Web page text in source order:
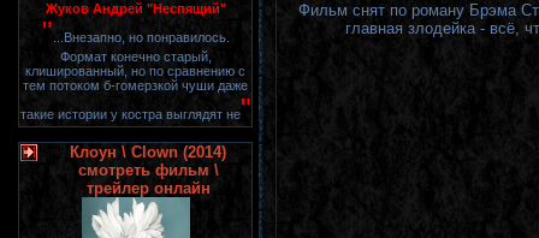
Жуков Андрей "Неспящий"
" ...Внезапно, но понравилось.
Формат конечно старый,
клишированный, но по сравнению с
тем потоком б-гомерзкой чуши даже
такие истории у костра выглядят не"
Клоун \ Clown (2014)
смотреть фильм \
трейлер онлайн
Фильм снят по роману Брэма
главная злодейка - всё,